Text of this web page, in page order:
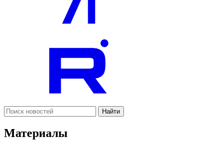
Найти
Материалы